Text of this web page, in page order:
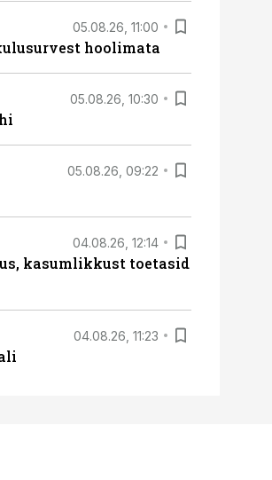
05.08.26, 11:00
hoolimata
05.08.26, 10:30
05.08.26, 09:22
04.08.26, 12:14
kasumlikkust toetasid
04.08.26, 11:23